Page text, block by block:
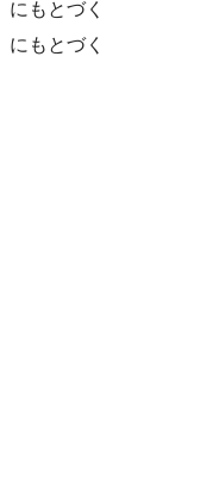
もとづく
もとづく